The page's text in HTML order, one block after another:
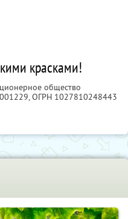
красками!
общество
, ОГРН 1027810248443